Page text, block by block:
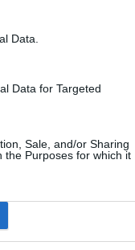
Data.
Data for Targeted
Sale, and/or Sharing
the Purposes for which it
i drift
Candela P-12
andre dristige,